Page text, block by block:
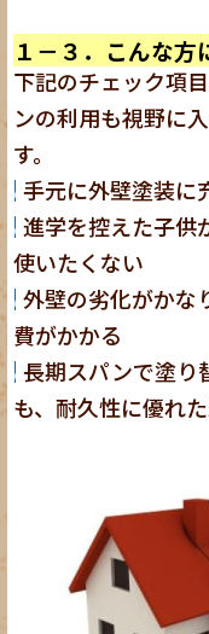
１－３．こんな方
下記のチェック項
ンの利用も視野に
す。
手元に外壁塗装に
進学を控えた子供
使いたくない
外壁の劣化がかな
費がかかる
長期スパンで塗り
も、耐久性に優れ